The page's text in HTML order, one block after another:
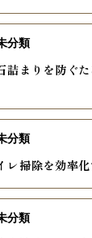
詰まりを防ぐ
分類
レ掃除を効率
分類
分類